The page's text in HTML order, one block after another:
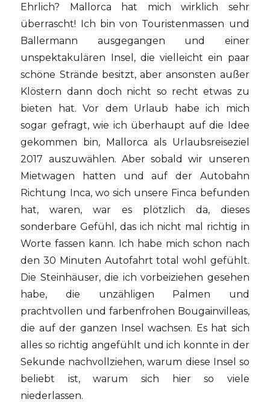
Ehrlich? Mallorca hat mich wirklich sehr
überrascht! Ich bin von Touristenmassen und
Ballermann ausgegangen und einer
unspektakulären Insel, die vielleicht ein paar
schöne Strände besitzt, aber ansonsten außer
Klöstern dann doch nicht so recht etwas zu
bieten hat. Vor dem Urlaub habe ich mich
sogar gefragt, wie ich überhaupt auf die Idee
gekommen bin, Mallorca als Urlaubsreiseziel
2017 auszuwählen. Aber sobald wir unseren
Mietwagen hatten und auf der Autobahn
Richtung Inca, wo sich unsere Finca befunden
hat, waren, war es plötzlich da, dieses
sonderbare Gefühl, das ich nicht mal richtig in
Worte fassen kann. Ich habe mich schon nach
den 30 Minuten Autofahrt total wohl gefühlt.
Die Steinhäuser, die ich vorbeiziehen gesehen
habe, die unzähligen Palmen und
prachtvollen und farbenfrohen Bougainvilleas,
die auf der ganzen Insel wachsen. Es hat sich
alles so richtig angefühlt und ich konnte in der
Sekunde nachvollziehen, warum diese Insel so
beliebt ist, warum sich hier so viele
niederlassen.